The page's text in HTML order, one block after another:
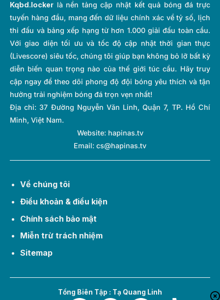
Kqbd.locker là nền tảng cập nhật kết quả bóng đá trực
tuyến hàng đầu, mang đến dữ liệu chính xác về tỷ số, lịch
thi đấu và bảng xếp hạng từ hơn 1.000 giải đấu toàn cầu.
Với giao diện tối ưu và tốc độ cập nhật thời gian thực
(Livescore) siêu tốc, chúng tôi giúp bạn không bỏ lỡ bất kỳ
diễn biến quan trọng nào của thế giới túc cầu. Hãy truy
cập ngay để theo dõi phong độ đội bóng yêu thích và tận
hưởng trải nghiệm bóng đá trọn vẹn nhất!
Địa chỉ: 37 Đường Nguyễn Văn Linh, Quận 7, TP. Hồ Chí
Minh, Việt Nam.
Website: hapinas.tv
Email: cs@hapinas.tv
Về chúng tôi
Điều khoản & điều kiện
Chính sách bảo mật
Miễn trừ trách nhiệm
Sitemap
Tổng Biên Tập : Tạ Quang Linh